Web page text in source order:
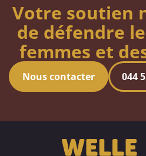
Votre soutien
de défendre
femmes et
Nous contacter 044